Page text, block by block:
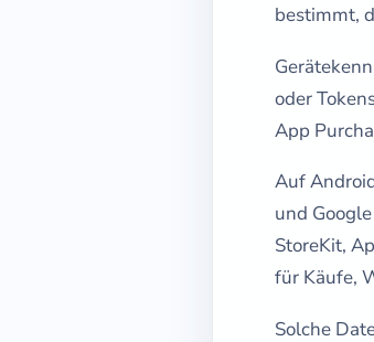
bestimmt,
oder
App
Auf
und
StoreKit,
für Käufe,
Solche